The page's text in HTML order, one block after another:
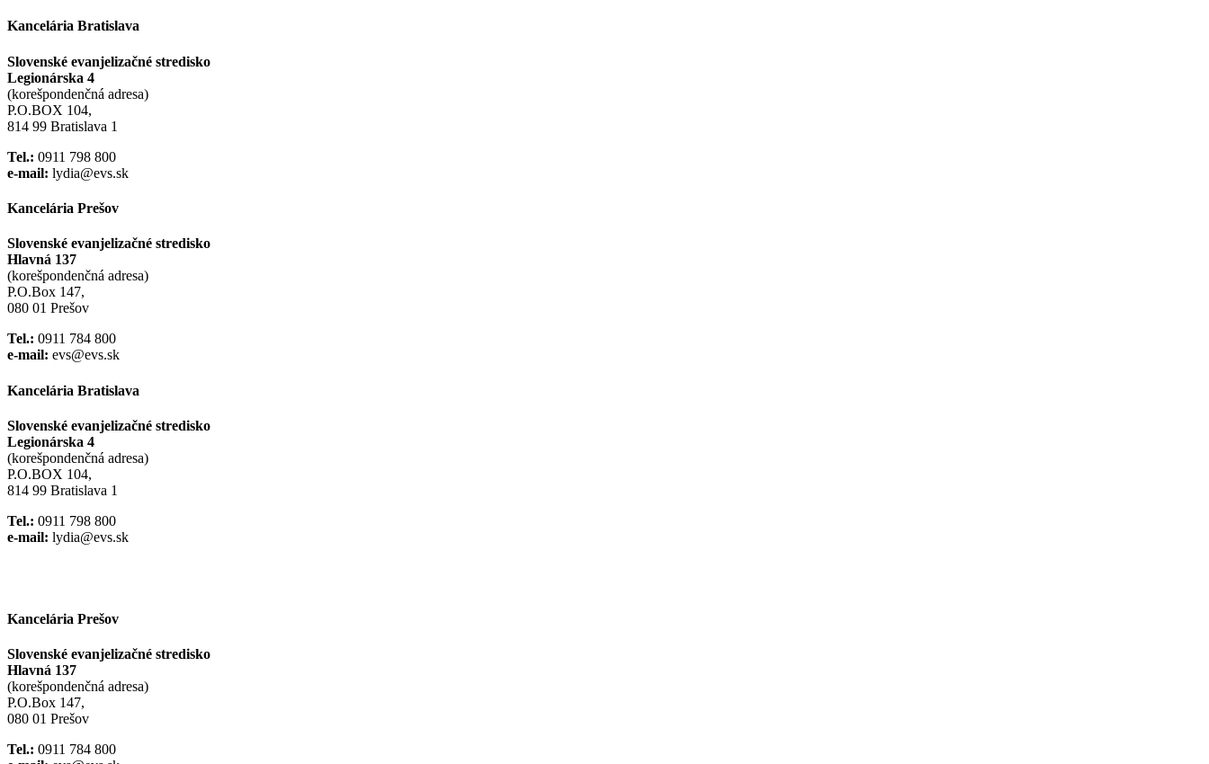
Kancelária Bratislava
Slovenské evanjelizačné stredisko
Legionárska 4
(korešpondenčná adresa)
P.O.BOX 104,
814 99 Bratislava 1
Tel.: 0911 798 800
e-mail: lydia@evs.sk
Kancelária Prešov
Slovenské evanjelizačné stredisko
Hlavná 137
(korešpondenčná adresa)
P.O.Box 147,
080 01 Prešov
Tel.: 0911 784 800
e-mail: evs@evs.sk
Kancelária Bratislava
Slovenské evanjelizačné stredisko
Legionárska 4
(korešpondenčná adresa)
P.O.BOX 104,
814 99 Bratislava 1
Tel.: 0911 798 800
e-mail: lydia@evs.sk
Kancelária Prešov
Slovenské evanjelizačné stredisko
Hlavná 137
(korešpondenčná adresa)
P.O.Box 147,
080 01 Prešov
Tel.: 0911 784 800